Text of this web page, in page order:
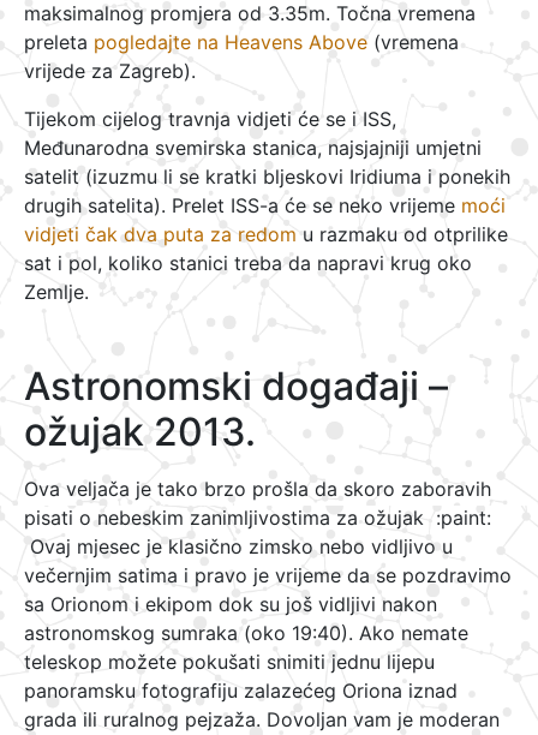
maksimalnog promjera od 3.35m. Točna vremena
preleta pogledajte na Heavens Above (vremena
vrijede za Zagreb).
Tijekom cijelog travnja vidjeti će se i ISS,
Međunarodna svemirska stanica, najsjajniji umjetni
satelit (izuzmu li se kratki bljeskovi Iridiuma i ponekih
drugih satelita). Prelet ISS-a će se neko vrijeme moći
vidjeti čak dva puta za redom u razmaku od otprilike
sat i pol, koliko stanici treba da napravi krug oko
Zemlje.
Astronomski događaji –
ožujak 2013.
Ova veljača je tako brzo prošla da skoro zaboravih
pisati o nebeskim zanimljivostima za ožujak :paint:
Ovaj mjesec je klasično zimsko nebo vidljivo u
večernjim satima i pravo je vrijeme da se pozdravimo
sa Orionom i ekipom dok su još vidljivi nakon
astronomskog sumraka (oko 19:40). Ako nemate
teleskop možete pokušati snimiti jednu lijepu
panoramsku fotografiju zalazećeg Oriona iznad
grada ili ruralnog pejzaža. Dovoljan vam je moderan